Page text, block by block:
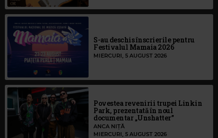
S-au deschis înscrierile pentru
Festivalul Mamaia 2026
MIERCURI, 5 AUGUST 2026
Povestea revenirii trupei Linkin
Park, prezentată în noul
documentar „Unshatter”
ANCA NIȚĂ
MIERCURI, 5 AUGUST 2026